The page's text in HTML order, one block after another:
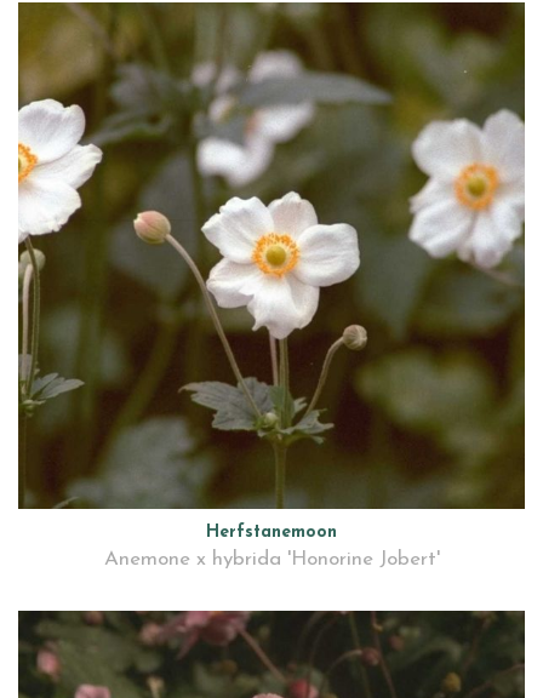
Herfstanemoon
Anemone x hybrida 'Honorine Jobert'